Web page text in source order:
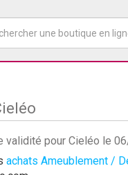
validité pour Cieléo le
achats Ameublement /